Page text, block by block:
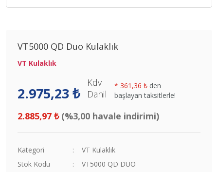
VT5000 QD Duo Kulaklık
VT Kulaklık
2.975,23 ₺
Kdv
Dahil
* 361,36 ₺ den
başlayan taksitlerle!
2.885,97 ₺ (%3,00 havale indirimi)
Kategori
VT Kulaklık
Stok Kodu
VT5000 QD DUO